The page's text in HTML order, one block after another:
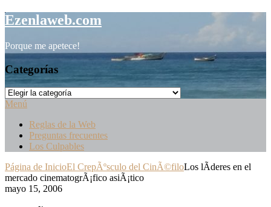
Saltar
al
Ezenlaweb.com
Porque me apetece!
Categorías
Categorías
Menú
Reglas de la Web
Preguntas frecuentes
Los Culpables
Página de InicioEl CrepÃºsculo del CinÃ©filoLos lÃ­deres en el
mercado cinematogrÃ¡fico asiÃ¡tico
mayo 15, 2006